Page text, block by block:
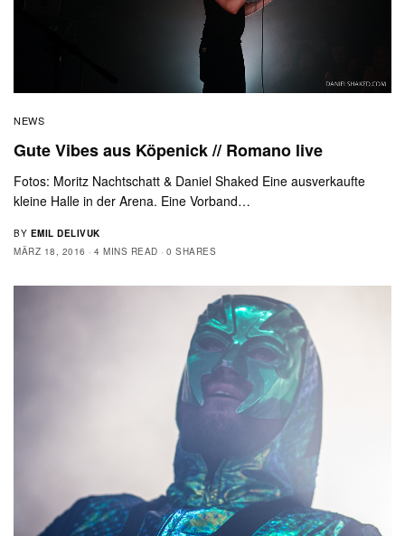
NEWS
Gute Vibes aus Köpenick // Romano live
Fotos: Moritz Nachtschatt & Daniel Shaked Eine ausverkaufte
kleine Halle in der Arena. Eine Vorband…
BY EMIL DELIVUK
MÄRZ 18, 2016
4 MINS READ 0 SHARES